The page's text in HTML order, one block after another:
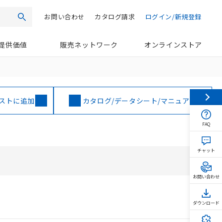
検索 ログイン/新規登録
カタログ請求
お問い合わせ
供価値 販売ネットワーク オンラインストア
トに追加 カタログ/データシート/マニュアル
FAQ
チャット
お問い合わせ
ダウンロード